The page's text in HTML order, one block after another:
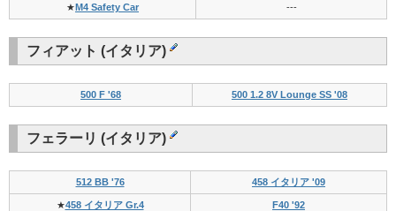
★M4 Safety Car ---
フィアット (イタリア)
500 F '68 500 1.2 8V Lounge SS '08
フェラーリ (イタリア)
512 BB '76 458 イタリア '09
★458 イタリア Gr.4 F40 '92